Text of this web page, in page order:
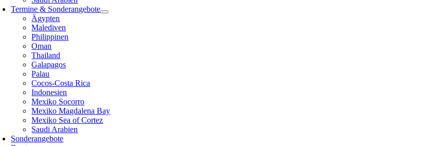
Termine & Sonderangebote
Ägypten
Malediven
Philippinen
Oman
Thailand
Galapagos
Palau
Cocos-Costa Rica
Indonesien
Mexiko Socorro
Mexiko Magdalena Bay
Mexiko Sea of Cortez
Saudi Arabien
Sonderangebote